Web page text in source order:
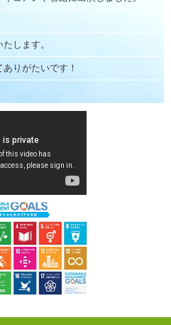
します。
りがたいです！